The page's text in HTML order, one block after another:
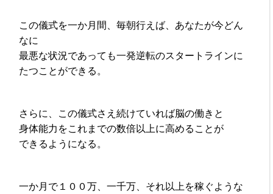
この儀式を一か月間、毎朝行えば、あなたが今どん
なに
最悪な状況であっても一発逆転のスタートラインに
たつことができる。
さらに、この儀式さえ続けていれば脳の働きと
身体能力をこれまでの数倍以上に高めることが
できるようになる。
一か月で１００万、一千万、それ以上を稼ぐような